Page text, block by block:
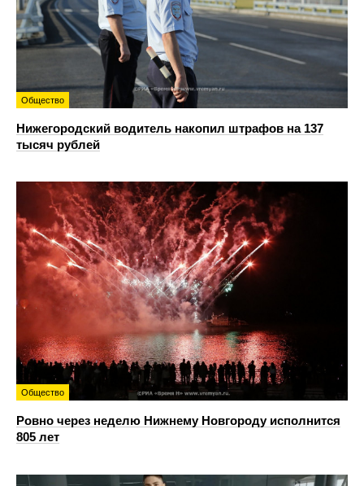
Общество
Нижегородский водитель накопил штрафов на 137
тысяч рублей
Общество
Ровно через неделю Нижнему Новгороду исполнится
805 лет